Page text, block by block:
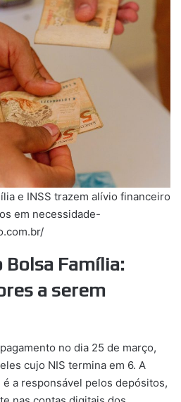
e INSS trazem alívio financeiro
em necessidade-
Família:
a serem
no dia 25 de março,
cujo NIS termina em 6. A
é a responsável pelos depósitos,